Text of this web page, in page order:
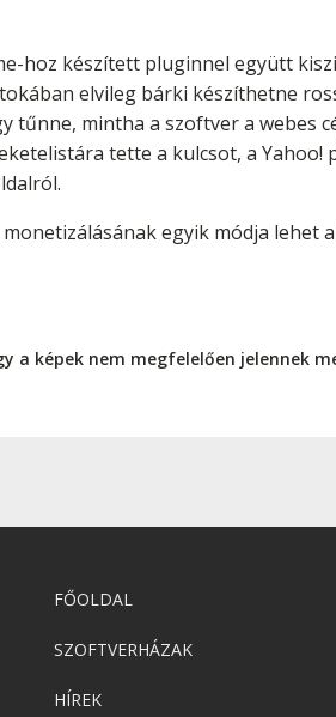
hoz készített pluginnel együtt
elvileg bárki készíthetne
tűnne, mintha a szoftver a webes
tette a kulcsot, a Yahoo!
egyik módja lehet
a képek nem megfelelően jelennek
FŐOLDAL
SZOFTVERHÁZAK
HÍREK